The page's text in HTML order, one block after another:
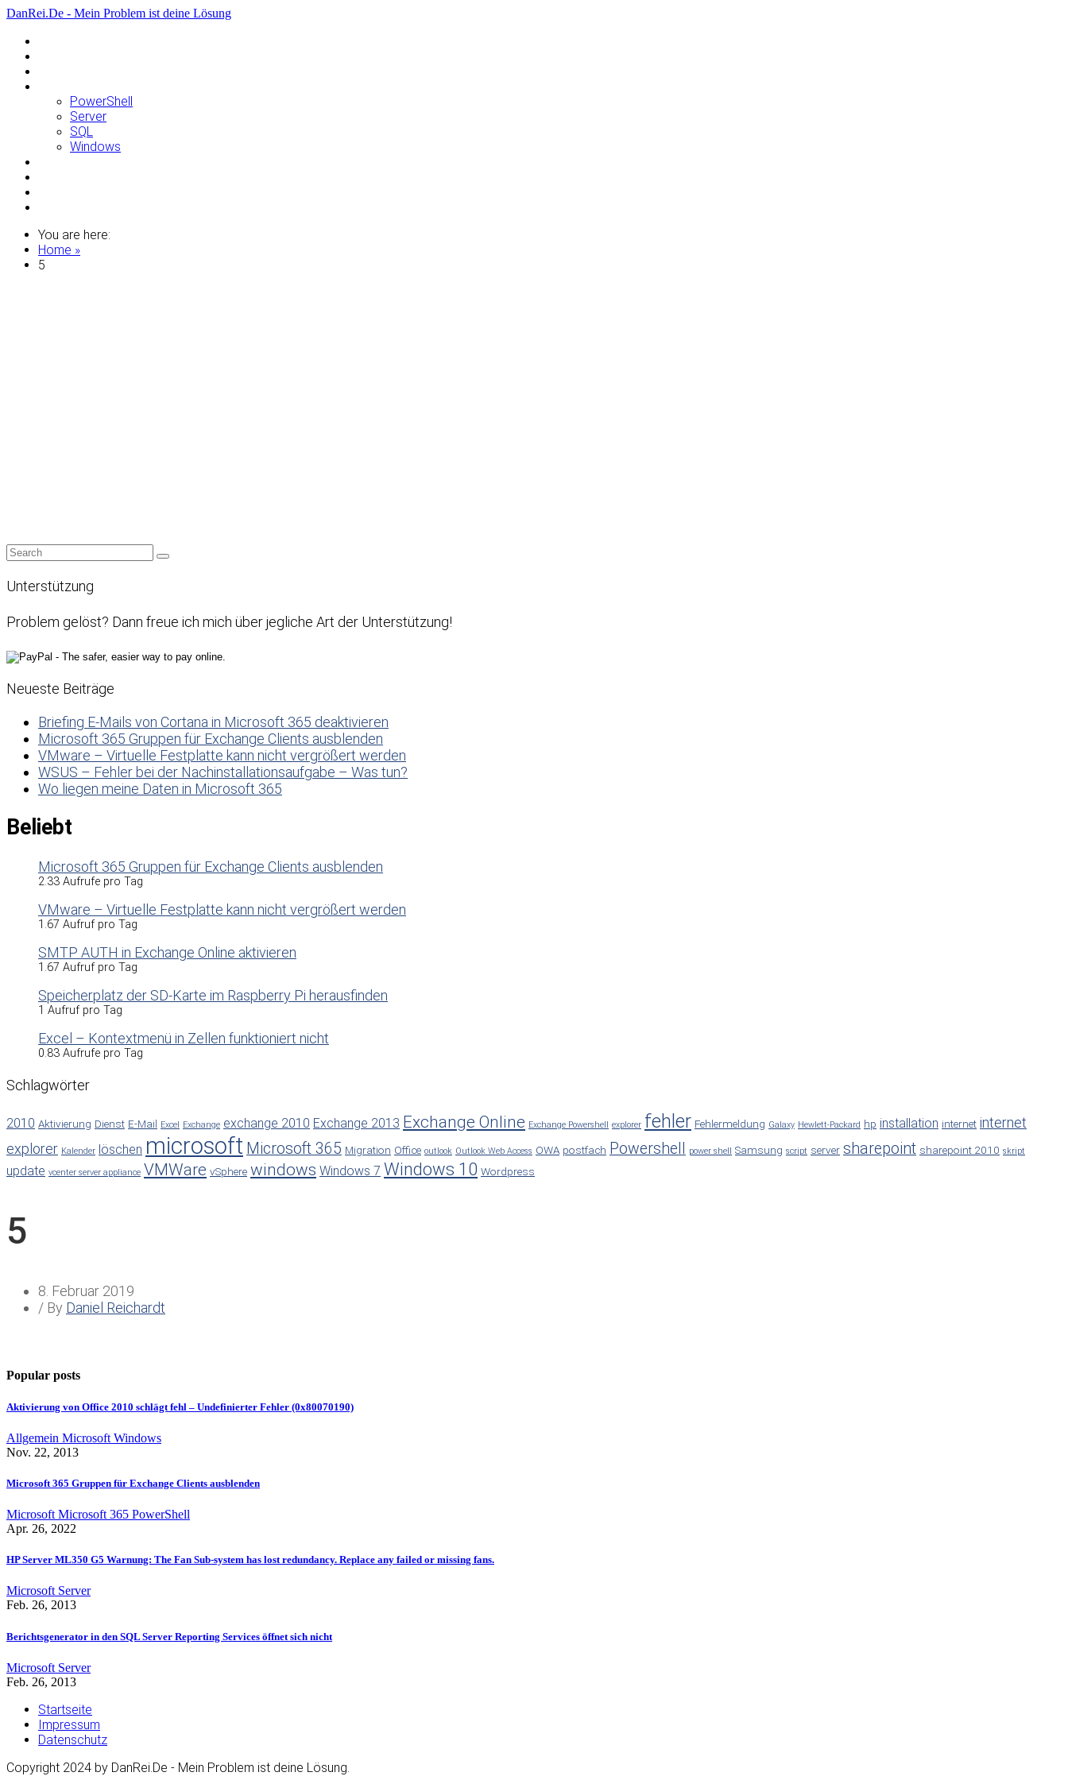
DanRei.De - Mein Problem ist deine Lösung
PowerShell
Server
SQL
Windows
You are here:
Home »
5
Unterstützung
Problem gelöst? Dann freue ich mich über jegliche Art der Unterstützung!
Neueste Beiträge
Briefing E-Mails von Cortana in Microsoft 365 deaktivieren
Microsoft 365 Gruppen für Exchange Clients ausblenden
VMware – Virtuelle Festplatte kann nicht vergrößert werden
WSUS – Fehler bei der Nachinstallationsaufgabe – Was tun?
Wo liegen meine Daten in Microsoft 365
Beliebt
Microsoft 365 Gruppen für Exchange Clients ausblenden
2.33 Aufrufe pro Tag
VMware – Virtuelle Festplatte kann nicht vergrößert werden
1.67 Aufruf pro Tag
SMTP AUTH in Exchange Online aktivieren
1.67 Aufruf pro Tag
Speicherplatz der SD-Karte im Raspberry Pi herausfinden
1 Aufruf pro Tag
Excel – Kontextmenü in Zellen funktioniert nicht
0.83 Aufrufe pro Tag
Schlagwörter
2010 Aktivierung Dienst E-Mail Excel Exchange exchange 2010 Exchange 2013 Exchange Online Exchange Powershell explorer fehler Fehlermeldung Galaxy Hewlett-Packard hp installation internet internet
explorer Kalender löschen microsoft Microsoft 365 Migration Office outlook Outlook Web Access OWA postfach Powershell power shell Samsung script server sharepoint sharepoint 2010 skript
update vcenter server appliance VMWare vSphere windows Windows 7 Windows 10 Wordpress
5
8. Februar 2019
/ By Daniel Reichardt
Popular posts
Aktivierung von Office 2010 schlägt fehl – Undefinierter Fehler (0x80070190)
Allgemein Microsoft Windows
Nov. 22, 2013
Microsoft 365 Gruppen für Exchange Clients ausblenden
Microsoft Microsoft 365 PowerShell
Apr. 26, 2022
HP Server ML350 G5 Warnung: The Fan Sub-system has lost redundancy. Replace any failed or missing fans.
Microsoft Server
Feb. 26, 2013
Berichtsgenerator in den SQL Server Reporting Services öffnet sich nicht
Microsoft Server
Feb. 26, 2013
Startseite
Impressum
Datenschutz
Copyright 2024 by DanRei.De - Mein Problem ist deine Lösung.